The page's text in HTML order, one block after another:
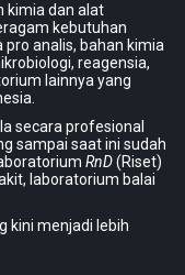
kimia dan alat
kebutuhan
analis, bahan kimia
reagensia,
lainnya yang
secara profesional
sampai saat ini sudah
RnD(Riset)
laboratorium balai
kini menjadi lebih